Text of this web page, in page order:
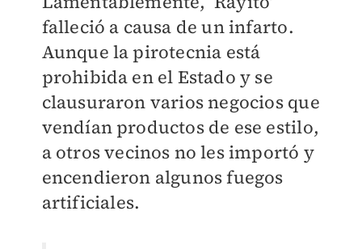
falleció a causa de un infarto.
Aunque la pirotecnia está
prohibida en el Estado y se
clausuraron varios negocios que
vendían productos de ese estilo,
a otros vecinos no les importó y
encendieron algunos fuegos
artificiales.